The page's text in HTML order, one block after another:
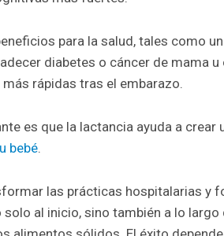
para la salud, tales como
diabetes o cáncer de mama u
rápidas tras el embarazo.
es que la lactancia ayuda a crear
bebé.
las prácticas hospitalarias y
al inicio, sino también a lo